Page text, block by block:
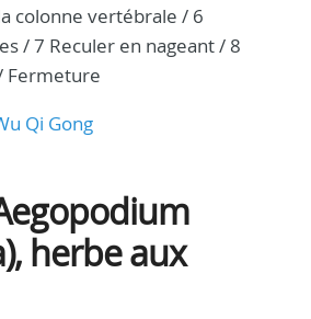
colonne vertébrale / 6
/ 7 Reculer en nageant / 8
Fermeture
Qi Gong
herbe aux